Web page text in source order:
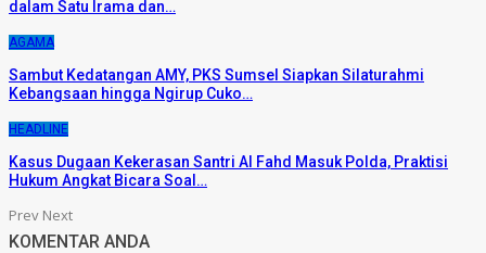
dalam Satu Irama dan…
AGAMA
Sambut Kedatangan AMY, PKS Sumsel Siapkan Silaturahmi
Kebangsaan hingga Ngirup Cuko…
HEADLINE
Kasus Dugaan Kekerasan Santri Al Fahd Masuk Polda, Praktisi
Hukum Angkat Bicara Soal…
Prev Next
KOMENTAR ANDA